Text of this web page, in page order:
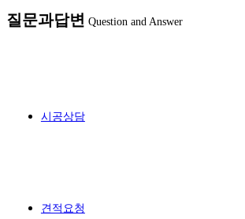
시공상담
견적요청
질문과답변 Question and Answer